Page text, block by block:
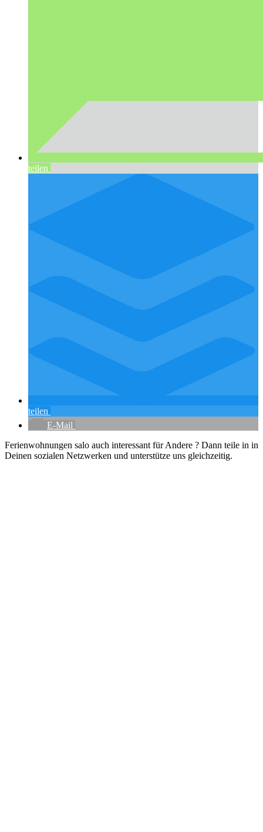
teilen
teilen
E-Mail
Ferienwohnungen salo auch interessant für Andere ? Dann teile in in
Deinen sozialen Netzwerken und unterstütze uns gleichzeitig.